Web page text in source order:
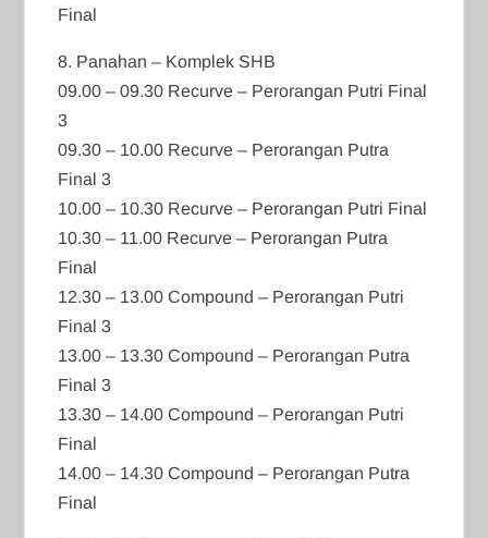
Final
8. Panahan – Komplek SHB
09.00 – 09.30 Recurve – Perorangan Putri Final
3
09.30 – 10.00 Recurve – Perorangan Putra
Final 3
10.00 – 10.30 Recurve – Perorangan Putri Final
10.30 – 11.00 Recurve – Perorangan Putra
Final
12.30 – 13.00 Compound – Perorangan Putri
Final 3
13.00 – 13.30 Compound – Perorangan Putra
Final 3
13.30 – 14.00 Compound – Perorangan Putri
Final
14.00 – 14.30 Compound – Perorangan Putra
Final